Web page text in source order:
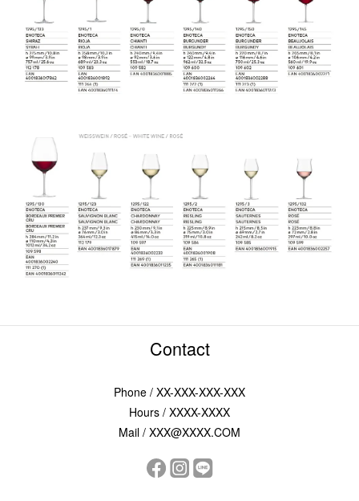
Contact
Phone / XX-XXX-XXX-XXX
Hours / XXXX-XXXX
Mail / XXX@XXXX.COM